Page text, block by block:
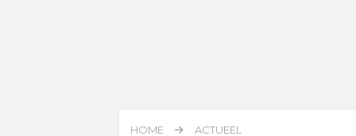
HOME ACTUEEL